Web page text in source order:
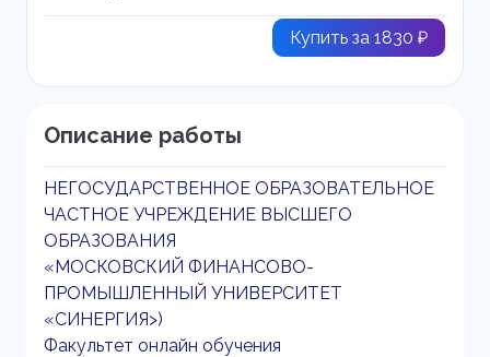
Купить за 1830 ₽
Описание работы
НЕГОСУДАРСТВЕННОЕ ОБРАЗОВАТЕЛЬНОЕ
ЧАСТНОЕ УЧРЕЖДЕНИЕ ВЫСШЕГО
ОБРАЗОВАНИЯ
«МОСКОВСКИЙ ФИНАНСОВО-
ПРОМЫШЛЕННЫЙ УНИВЕРСИТЕТ
«СИНЕРГИЯ>)
Факультет онлайн обучения